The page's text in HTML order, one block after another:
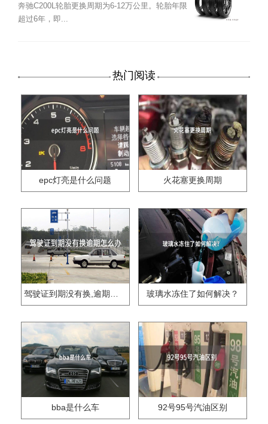
轮胎品牌型号尺寸
奔驰C200L轮胎更换周期为6-12万公里。轮胎年限
超过6年，即...
热门阅读
epc灯亮是什么问题 火花塞更换周期
驾驶证到期没有换,逾期怎么办?? 玻璃水冻住了如何解决？
bba是什么车 92号95号汽油区别